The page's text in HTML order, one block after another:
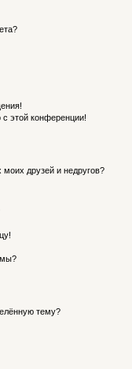
с этой конференции!
моих друзей и недругов?
тему?